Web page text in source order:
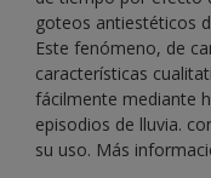
goteos antiestéticos
Este fenómeno, de
características
fácilmente mediante
episodios de lluvia.
su uso. Más